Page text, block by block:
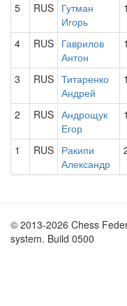
5 RUS Гутман
Игорь
4 RUS Гаврилов
Антон
3 RUS Титаренко
Андрей
2 RUS Андрощук
Егор
1 RUS Ракипи
Александр
© 2013-2026 Chess
system. Build 0500